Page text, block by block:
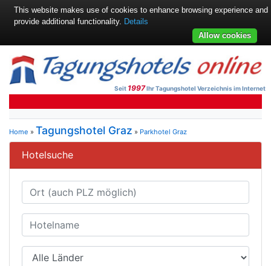
Seit 1997Ihr Tagungshotel Verzeichnis im Internet
Home » Tagungshotel Graz » Parkhotel Graz
Hotelsuche
This website makes use of cookies to enhance browsing experience and
provide additional functionality. Details
Allow cookies